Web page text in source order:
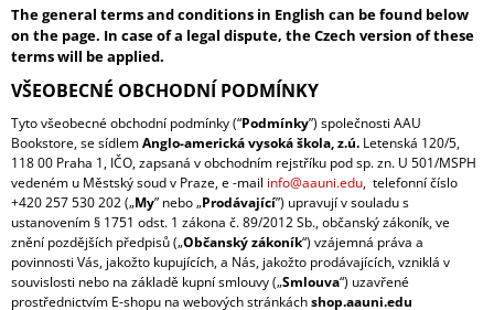
The general terms and conditions in English can be found below
on the page. In case of a legal dispute, the Czech version of these
terms will be applied.
VŠEOBECNÉ OBCHODNÍ PODMÍNKY
Tyto všeobecné obchodní podmínky (“Podmínky”) společnosti AAU
Bookstore, se sídlemAnglo-americká vysoká škola, z.ú. Letenská 120/5,
118 00 Praha 1, IČO, zapsaná v obchodním rejstříku pod sp. zn. U 501/MSPH
vedeném u Městský soud v Praze, e -mail info@aauni.edu, telefonní číslo
+420 257 530 202 („My” nebo „Prodávající”) upravují v souladu s
ustanovením § 1751 odst. 1 zákona č. 89/2012 Sb., občanský zákoník, ve
znění pozdějších předpisů („Občanský zákoník“) vzájemná práva a
povinnosti Vás, jakožto kupujících, a Nás, jakožto prodávajících, vzniklá v
souvislosti nebo na základě kupní smlouvy („Smlouva“) uzavřené
prostřednictvím E-shopu na webových stránkáchshop.aauni.edu
O
U
L
O
O
K
I
N
G
F